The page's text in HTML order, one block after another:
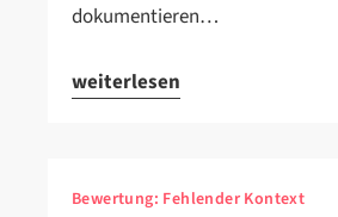
dokumentieren…
weiterlesen
Bewertung: Fehlender Kontext